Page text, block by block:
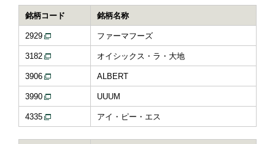
銘柄コード 銘柄名称
2929 ファーマフーズ
3182 オイシックス・ラ・大地
3906 ALBERT
3990 UUUM
4335 アイ・ピー・エス